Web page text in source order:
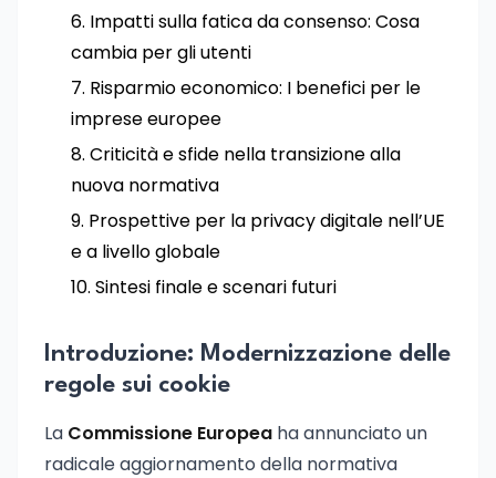
Impatti sulla fatica da consenso: Cosa
cambia per gli utenti
Risparmio economico: I benefici per le
imprese europee
Criticità e sfide nella transizione alla
nuova normativa
Prospettive per la privacy digitale nell’UE
e a livello globale
Sintesi finale e scenari futuri
Introduzione: Modernizzazione delle
regole sui cookie
La Commissione Europea ha annunciato un
radicale aggiornamento della normativa